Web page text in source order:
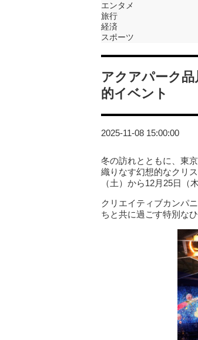
エンタメ
旅行
経済
スポーツ
アクアパーク
的イベント
2025-11-08 15:00:00
冬の訪れとともに、東
織りなす幻想的なクリ
（土）から12月25日（
クリエイティブカンパ
ちと共に過ごす特別な